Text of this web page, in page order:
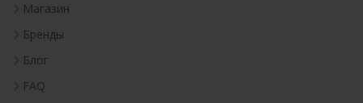
Магазин
Бренды
Блог
FAQ